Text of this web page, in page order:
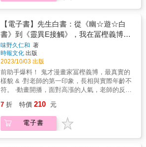
&mdash;&mdash;。 在此期間，代理理事長有
意出售學校的企圖被櫻木揭穿！ 她的一番慷慨
陳詞，卻把正致力於校園改革的櫻木逼入窮
巷。
【電子書】先生白書：從《幽☆遊☆白
書》到《靈異E接觸》，我在冨樫義博身
邊當助手的日子。
味野久仁和 著
時報文化 出版
2023/10/03 出版
前助手爆料！ 鬼才漫畫家冨樫義博，最真實的
樣貌 & ‧對老師的第一印象，長相與實際年齡不
符。 ‧動畫開播，面對高漲的人氣，老師的反應
& 從助手的視角，一窺冨樫工作室現場， 《幽
☆遊☆白書》、《靈異E接觸》，就是這樣畫出
來的！ & 【關於本書】 & 冨樫義博在日本漫畫
7 折 特價 210 元
電子書